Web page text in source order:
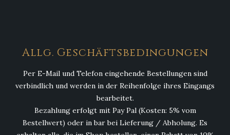
Allg. Geschäftsbedingungen
Per E-Mail und Telefon eingehende Bestellungen sind
verbindlich und werden in der Reihenfolge ihres Eingangs
bearbeitet.
Bezahlung erfolgt mit Pay Pal (Kosten: 5% vom
Bestellwert) oder in bar bei Lieferung / Abholung. Es